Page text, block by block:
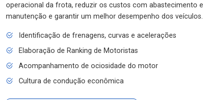
operacional da frota, reduzir os custos com abastecimento e
manutenção e garantir um melhor desempenho dos veículos.
Identificação de frenagens, curvas e acelerações
Elaboração de Ranking de Motoristas
Acompanhamento de ociosidade do motor
Cultura de condução econômica